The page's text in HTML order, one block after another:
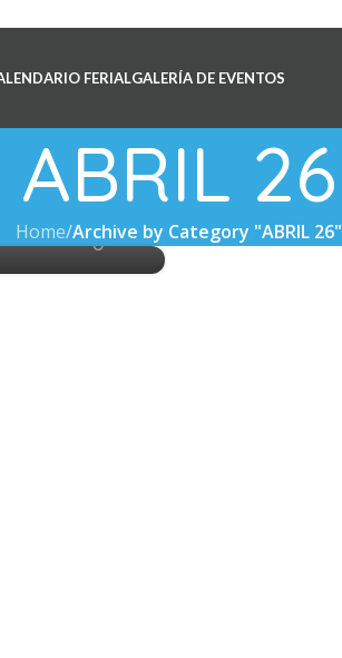
FERIALGALERÍA DE EVENTOS
ABRIL 26
Home/Archive by Category "ABRIL 26"
Caballos
Peruanos
luis9281